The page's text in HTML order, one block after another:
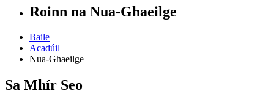
Roinn na Nua-Ghaeilge
Baile
Acadúil
Nua-Ghaeilge
Sa Mhír Seo